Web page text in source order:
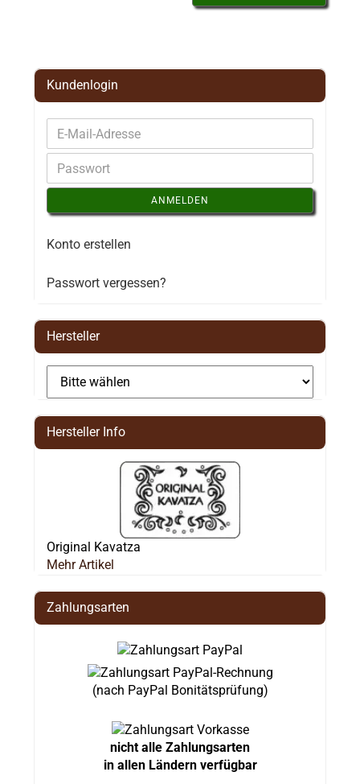
Kundenlogin
ANMELDEN
Konto erstellen
Passwort vergessen?
Hersteller
Hersteller Info
Original Kavatza
Mehr Artikel
Zahlungsarten
(nach PayPal Bonitätsprüfung)
nicht alle Zahlungsarten
in allen Ländern verfügbar